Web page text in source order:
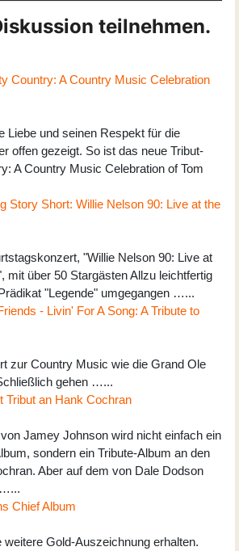
teilnehmen.
Country: A Country Music Celebration
Liebe und seinen Respekt für die
offen gezeigt. So ist das neue Tribut-
A Country Music Celebration of Tom
Story Short: Willie Nelson 90: Live at the
"Willie Nelson 90: Live at
mit über 50 Stargästen Allzu leichtfertig
"Legende" umgegangen …...
- Livin' For A Song: A Tribute to
zur Country Music wie die Grand Ole
gehen …...
Tribut an Hank Cochran
Jamey Johnson wird nicht einfach ein
sondern ein Tribute-Album an den
Aber auf dem von Dale Dodson
…...
Chief Album
weitere Gold-Auszeichnung erhalten.